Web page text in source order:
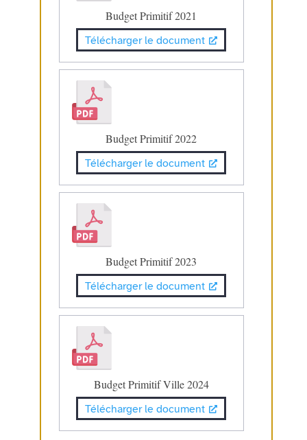
Budget Primitif 2021
Télécharger le document
Budget Primitif 2022
Télécharger le document
Budget Primitif 2023
Télécharger le document
Budget Primitif Ville 2024
Télécharger le document